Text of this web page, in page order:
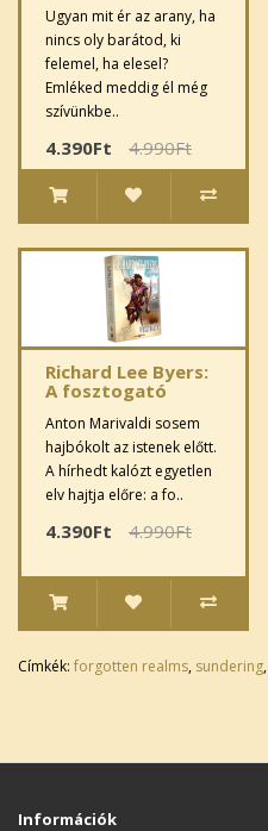
Ugyan mit ér az arany, ha
nincs oly barátod, ki
felemel, ha elesel?
Emléked meddig él még
szívünkbe..
4.390Ft 4.990Ft
Richard Lee Byers:
A fosztogató
Anton Marivaldi sosem
hajbókolt az istenek előtt.
A hírhedt kalózt egyetlen
elv hajtja előre: a fo..
4.390Ft 4.990Ft
Címkék: forgotten realms, sundering,
Információk